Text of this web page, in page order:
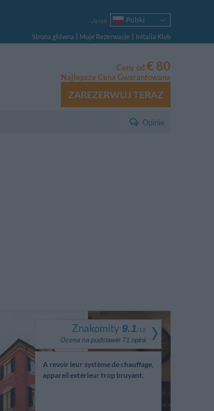
Język
Polski
Italiano
English
Deutsch
Español
Русский
Português
Strona główna Moje Rezerwacje
InItalia Klub
Ceny od€ 80
Najlepsza Cena Gwarantowana
ZAREZERWUJ TERAZ
Opinie
Znakomity 9.1/10
Ocena na podstawie 71 opinii
aria
A revoir leur système de chauffage,
appareil extérieur trop bruyant.